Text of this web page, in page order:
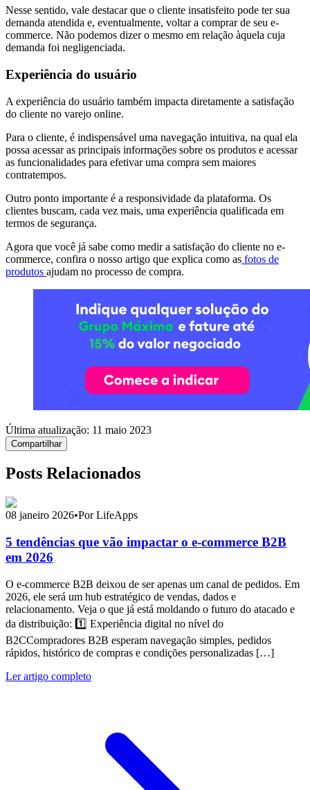
Nesse sentido, vale destacar que o cliente insatisfeito pode ter sua
demanda atendida e, eventualmente, voltar a comprar de seu e-
commerce. Não podemos dizer o mesmo em relação àquela cuja
demanda foi negligenciada.
Experiência do usuário
A experiência do usuário também impacta diretamente a satisfação
do cliente no varejo online.
Para o cliente, é indispensável uma navegação intuitiva, na qual ela
possa acessar as principais informações sobre os produtos e acessar
as funcionalidades para efetivar uma compra sem maiores
contratempos.
Outro ponto importante é a responsividade da plataforma. Os
clientes buscam, cada vez mais, uma experiência qualificada em
termos de segurança.
Agora que você já sabe como medir a satisfação do cliente no e-
commerce, confira o nosso artigo que explica como as fotos de
produtos ajudam no processo de compra.
Última atualização: 11 maio 2023
Compartilhar
Posts Relacionados
08 janeiro 2026•Por LifeApps
5 tendências que vão impactar o e-commerce B2B
em 2026
O e-commerce B2B deixou de ser apenas um canal de pedidos. Em
2026, ele será um hub estratégico de vendas, dados e
relacionamento. Veja o que já está moldando o futuro do atacado e
da distribuição: 1️⃣ Experiência digital no nível do
B2CCompradores B2B esperam navegação simples, pedidos
rápidos, histórico de compras e condições personalizadas […]
Ler artigo completo